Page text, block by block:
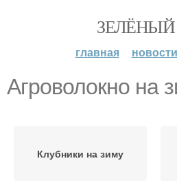
главная новости
Агроволокно на
Клубники на зиму